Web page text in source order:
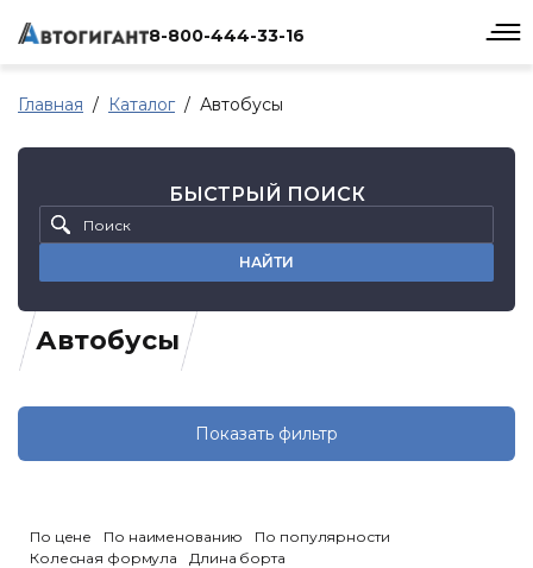
8-800-444-33-16
Главная Каталог Автобусы
Автобусы
БЫСТРЫЙ ПОИСК
НАЙТИ
Показать фильтр
По цене По наименованию
По популярности
Колесная формула
Длина борта